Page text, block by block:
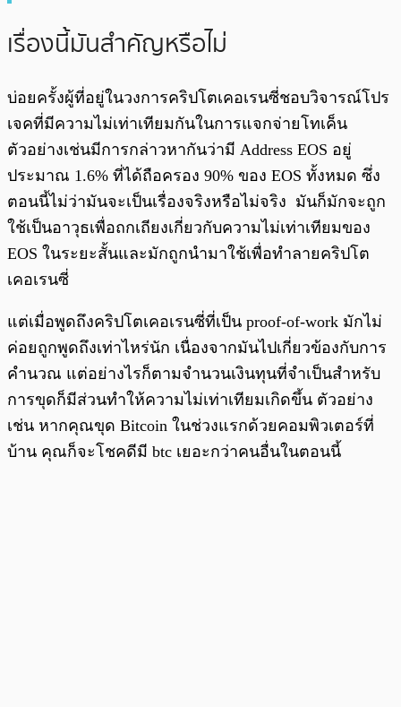
เรื่องนี้มันสำคัญหรือไม่
บ่อยครั้งผู้ที่อยู่ในวงการคริปโตเคอเรนซี่ชอบวิจารณ์โปร
เจคที่มีความไม่เท่าเทียมกันในการแจกจ่ายโทเค็น
ตัวอย่างเช่นมีการกล่าวหากันว่ามี Address EOS อยู่
ประมาณ 1.6% ที่ได้ถือครอง 90% ของ EOS ทั้งหมด ซึ่ง
ตอนนี้ไม่ว่ามันจะเป็นเรื่องจริงหรือไม่จริง มันก็มักจะถูก
ใช้เป็นอาวุธเพื่อถกเถียงเกี่ยวกับความไม่เท่าเทียมของ
EOS ในระยะสั้นและมักถูกนำมาใช้เพื่อทำลายคริปโต
เคอเรนซี่
แต่เมื่อพูดถึงคริปโตเคอเรนซี่ที่เป็น proof-of-work มักไม่
ค่อยถูกพูดถึงเท่าไหร่นัก เนื่องจากมันไปเกี่ยวข้องกับการ
คำนวณ แต่อย่างไรก็ตามจำนวนเงินทุนที่จำเป็นสำหรับ
การขุดก็มีส่วนทำให้ความไม่เท่าเทียมเกิดขึ้น ตัวอย่าง
เช่น หากคุณขุด Bitcoin ในช่วงแรกด้วยคอมพิวเตอร์ที่
บ้าน คุณก็จะโชคดีมี btc เยอะกว่าคนอื่นในตอนนี้